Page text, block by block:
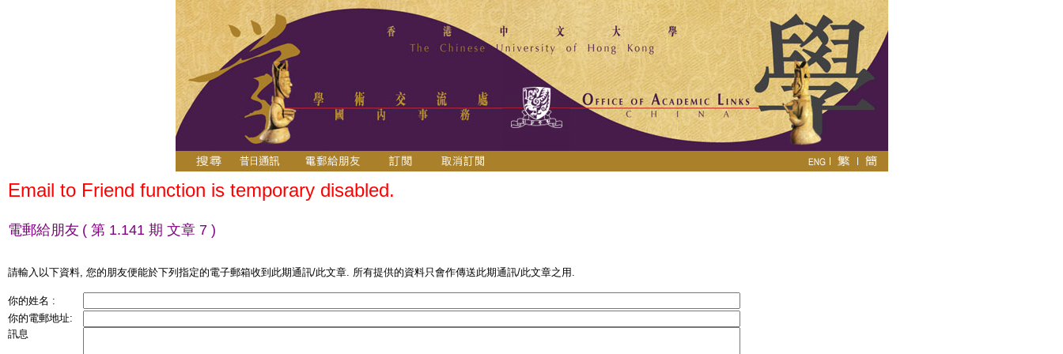
Email to Friend function is temporary disabled.
電郵給朋友 ( 第 1.141 期 文章 7 )
請輸入以下資料, 您的朋友便能於下列指定的電子郵箱收到此期通訊/此文章. 所有提供的資料只會作傳送此期通訊/此文章之用.
你的姓名 :
你的電郵地址:
訊息